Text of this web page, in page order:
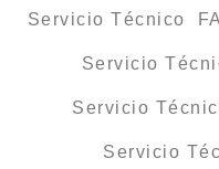
Servicio Técnico
Servicio
Servicio
Servicio